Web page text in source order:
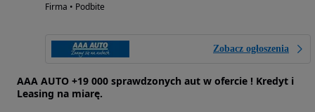
Firma • Podbite
Zobacz ogłoszenia
AAA AUTO +19 000 sprawdzonych aut w ofercie ! Kredyt i
Leasing na miarę.